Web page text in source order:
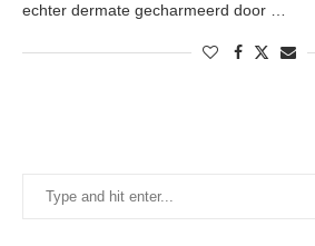
echter dermate gecharmeerd door …